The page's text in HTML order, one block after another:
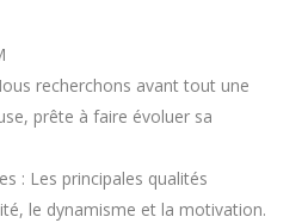
recherchons avant tout une
prête à faire évoluer sa
: Les principales qualités
le dynamisme et la motivation.